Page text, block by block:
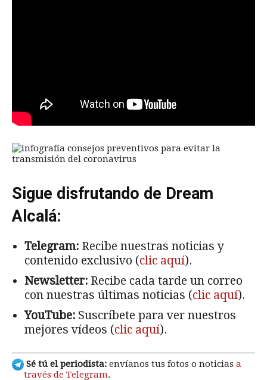
Sigue disfrutando de Dream
Alcalá:
Telegram: Recibe nuestras noticias y
contenido exclusivo (clic aquí).
Newsletter: Recibe cada tarde un correo
con nuestras últimas noticias (clic aquí).
YouTube: Suscríbete para ver nuestros
mejores vídeos (clic aquí).
Sé tú el periodista: envíanos tus fotos o noticias a
través de Telegram.